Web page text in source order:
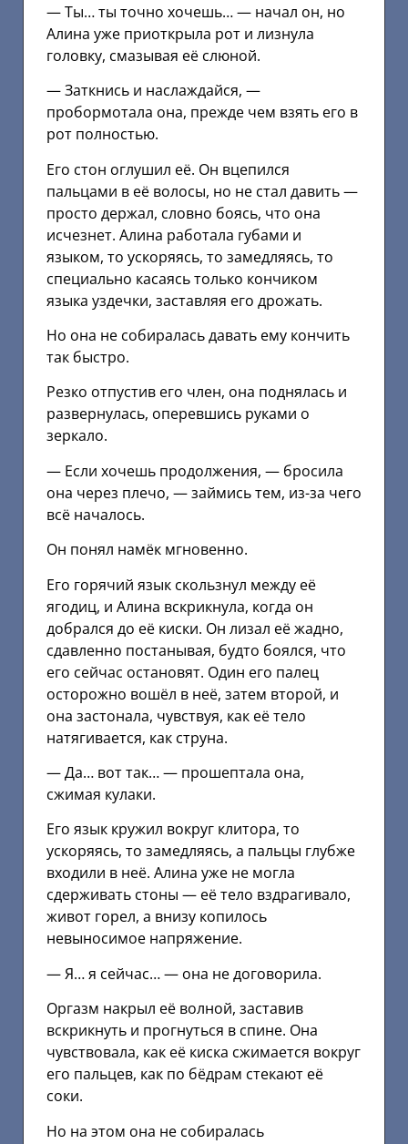
— Ты… ты точно хочешь… — начал он, но
Алина уже приоткрыла рот и лизнула
головку, смазывая её слюной.
— Заткнись и наслаждайся, —
пробормотала она, прежде чем взять его в
рот полностью.
Его стон оглушил её. Он вцепился
пальцами в её волосы, но не стал давить —
просто держал, словно боясь, что она
исчезнет. Алина работала губами и
языком, то ускоряясь, то замедляясь, то
специально касаясь только кончиком
языка уздечки, заставляя его дрожать.
Но она не собиралась давать ему кончить
так быстро.
Резко отпустив его член, она поднялась и
развернулась, оперевшись руками о
зеркало.
— Если хочешь продолжения, — бросила
она через плечо, — займись тем, из-за чего
всё началось.
Он понял намёк мгновенно.
Его горячий язык скользнул между её
ягодиц, и Алина вскрикнула, когда он
добрался до её киски. Он лизал её жадно,
сдавленно постанывая, будто боялся, что
его сейчас остановят. Один его палец
осторожно вошёл в неё, затем второй, и
она застонала, чувствуя, как её тело
натягивается, как струна.
— Да… вот так… — прошептала она,
сжимая кулаки.
Его язык кружил вокруг клитора, то
ускоряясь, то замедляясь, а пальцы глубже
входили в неё. Алина уже не могла
сдерживать стоны — её тело вздрагивало,
живот горел, а внизу копилось
невыносимое напряжение.
— Я… я сейчас… — она не договорила.
Оргазм накрыл её волной, заставив
вскрикнуть и прогнуться в спине. Она
чувствовала, как её киска сжимается вокруг
его пальцев, как по бёдрам стекают её
соки.
Но на этом она не собиралась